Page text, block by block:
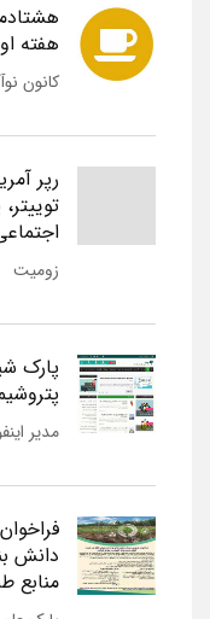
هفته اول آبان
کانون
رپر
زومیت
پارک
مدیر
دانش
منابع